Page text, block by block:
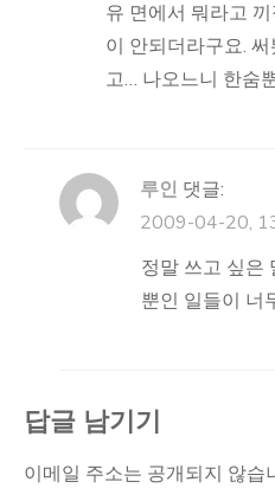
유 면에서 뭐라고
이 안되더라구요.
고… 나오느니 한숨
루인 댓글:
2009-04-20,
정말 쓰고 싶은
뿐인 일들이 너
답글 남기기
이메일 주소는 공개되지 않습